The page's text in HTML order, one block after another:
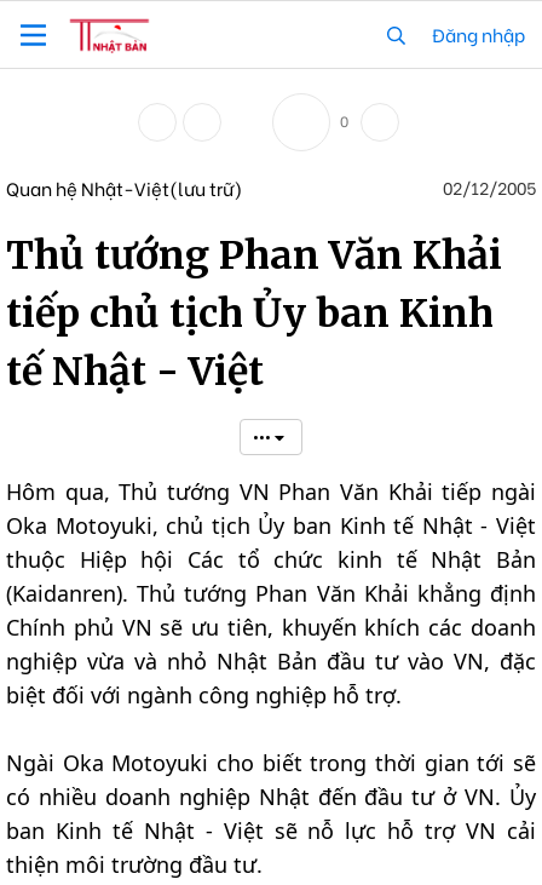
Đăng nhập
0
Quan hệ Nhật-Việt(lưu trữ) 02/12/2005
Thủ tướng Phan Văn Khải
tiếp chủ tịch Ủy ban Kinh
tế Nhật - Việt
•••
Hôm qua, Thủ tướng VN Phan Văn Khải tiếp ngài
Oka Motoyuki, chủ tịch Ủy ban Kinh tế Nhật - Việt
thuộc Hiệp hội Các tổ chức kinh tế Nhật Bản
(Kaidanren). Thủ tướng Phan Văn Khải khẳng định
Chính phủ VN sẽ ưu tiên, khuyến khích các doanh
nghiệp vừa và nhỏ Nhật Bản đầu tư vào VN, đặc
biệt đối với ngành công nghiệp hỗ trợ.
Ngài Oka Motoyuki cho biết trong thời gian tới sẽ
có nhiều doanh nghiệp Nhật đến đầu tư ở VN. Ủy
ban Kinh tế Nhật - Việt sẽ nỗ lực hỗ trợ VN cải
thiện môi trường đầu tư.